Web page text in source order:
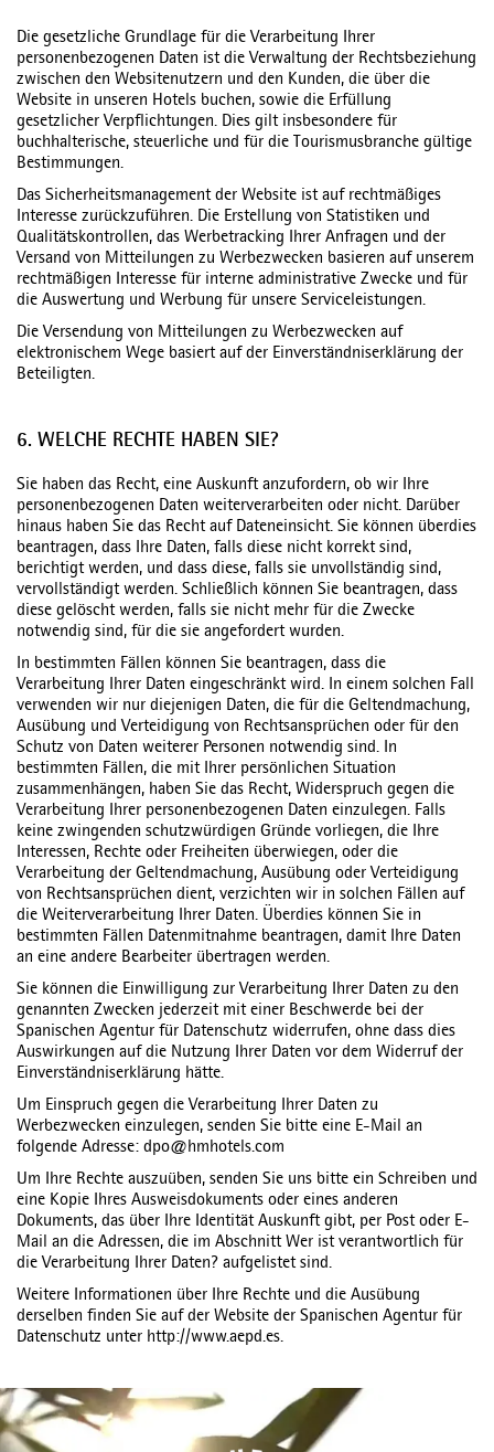
Die gesetzliche Grundlage für die Verarbeitung Ihrer
personenbezogenen Daten ist die Verwaltung der Rechtsbeziehung
zwischen den Websitenutzern und den Kunden, die über die
Website in unseren Hotels buchen, sowie die Erfüllung
gesetzlicher Verpflichtungen. Dies gilt insbesondere für
buchhalterische, steuerliche und für die Tourismusbranche gültige
Bestimmungen.
Das Sicherheitsmanagement der Website ist auf rechtmäßiges
Interesse zurückzuführen. Die Erstellung von Statistiken und
Qualitätskontrollen, das Werbetracking Ihrer Anfragen und der
Versand von Mitteilungen zu Werbezwecken basieren auf unserem
rechtmäßigen Interesse für interne administrative Zwecke und für
die Auswertung und Werbung für unsere Serviceleistungen.
Die Versendung von Mitteilungen zu Werbezwecken auf
elektronischem Wege basiert auf der Einverständniserklärung der
Beteiligten.
6. WELCHE RECHTE HABEN SIE?
Sie haben das Recht, eine Auskunft anzufordern, ob wir Ihre
personenbezogenen Daten weiterverarbeiten oder nicht. Darüber
hinaus haben Sie das Recht auf Dateneinsicht. Sie können überdies
beantragen, dass Ihre Daten, falls diese nicht korrekt sind,
berichtigt werden, und dass diese, falls sie unvollständig sind,
vervollständigt werden. Schließlich können Sie beantragen, dass
diese gelöscht werden, falls sie nicht mehr für die Zwecke
notwendig sind, für die sie angefordert wurden.
In bestimmten Fällen können Sie beantragen, dass die
Verarbeitung Ihrer Daten eingeschränkt wird. In einem solchen Fall
verwenden wir nur diejenigen Daten, die für die Geltendmachung,
Ausübung und Verteidigung von Rechtsansprüchen oder für den
Schutz von Daten weiterer Personen notwendig sind. In
bestimmten Fällen, die mit Ihrer persönlichen Situation
zusammenhängen, haben Sie das Recht, Widerspruch gegen die
Verarbeitung Ihrer personenbezogenen Daten einzulegen. Falls
keine zwingenden schutzwürdigen Gründe vorliegen, die Ihre
Interessen, Rechte oder Freiheiten überwiegen, oder die
Verarbeitung der Geltendmachung, Ausübung oder Verteidigung
von Rechtsansprüchen dient, verzichten wir in solchen Fällen auf
die Weiterverarbeitung Ihrer Daten. Überdies können Sie in
bestimmten Fällen Datenmitnahme beantragen, damit Ihre Daten
an eine andere Bearbeiter übertragen werden.
Sie können die Einwilligung zur Verarbeitung Ihrer Daten zu den
genannten Zwecken jederzeit mit einer Beschwerde bei der
Spanischen Agentur für Datenschutz widerrufen, ohne dass dies
Auswirkungen auf die Nutzung Ihrer Daten vor dem Widerruf der
Einverständniserklärung hätte.
Um Einspruch gegen die Verarbeitung Ihrer Daten zu
Werbezwecken einzulegen, senden Sie bitte eine E-Mail an
folgende Adresse: dpo@hmhotels.com
Um Ihre Rechte auszuüben, senden Sie uns bitte ein Schreiben und
eine Kopie Ihres Ausweisdokuments oder eines anderen
Dokuments, das über Ihre Identität Auskunft gibt, per Post oder E-
Mail an die Adressen, die im Abschnitt Wer ist verantwortlich für
die Verarbeitung Ihrer Daten? aufgelistet sind.
Weitere Informationen über Ihre Rechte und die Ausübung
derselben finden Sie auf der Website der Spanischen Agentur für
Datenschutz unter http://www.aepd.es.